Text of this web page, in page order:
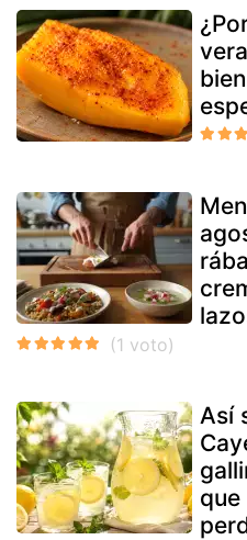
Así
que